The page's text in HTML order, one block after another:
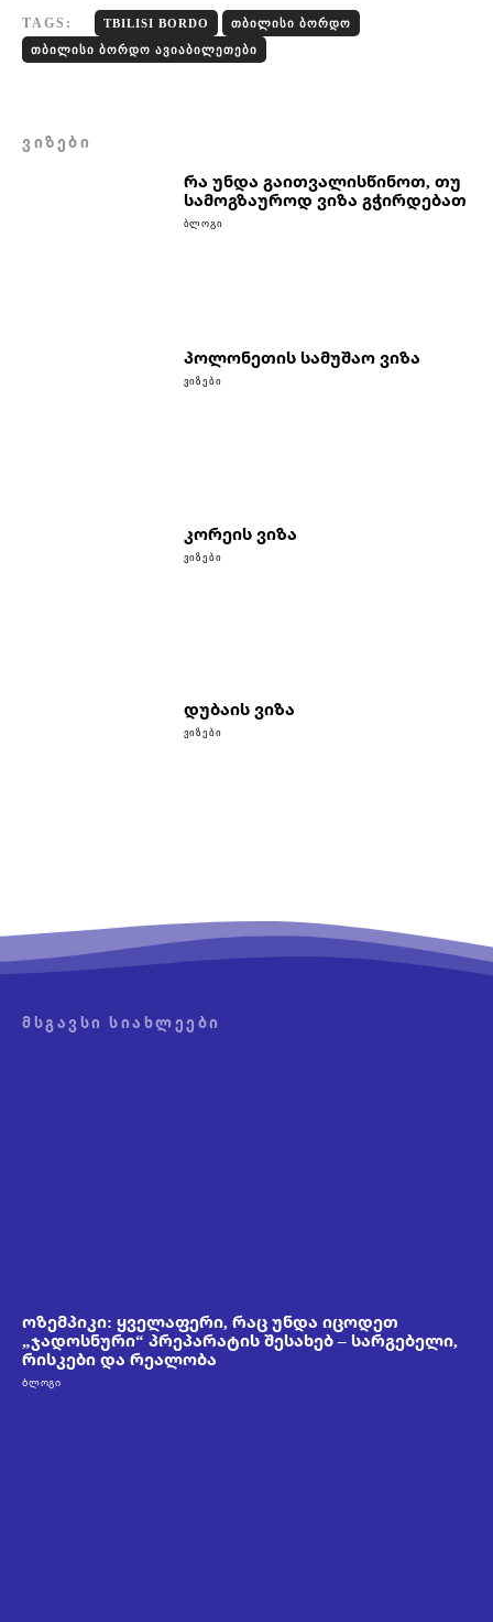
TAGS: TBILISI BORDO
ᲗᲑᲘᲚᲘᲡᲘ ᲑᲝᲠᲓᲝ
ᲗᲑᲘᲚᲘᲡᲘ ᲑᲝᲠᲓᲝ ᲐᲕᲘᲐᲑᲘᲚᲔᲗᲔᲑᲘ
ᲕᲘᲖᲔᲑᲘ
რა უნდა გაითვალისწინოთ, თუ
სამოგზაუროდ ვიზა გჭირდებათ
ᲑᲚᲝᲒᲘ
პოლონეთის სამუშაო ვიზა
ᲕᲘᲖᲔᲑᲘ
კორეის ვიზა
ᲕᲘᲖᲔᲑᲘ
დუბაის ვიზა
ᲕᲘᲖᲔᲑᲘ
ᲛᲡᲒᲐᲕᲡᲘ ᲡᲘᲐᲮᲚᲔᲔᲑᲘ
ოზემპიკი: ყველაფერი, რაც უნდა იცოდეთ
„ჯადოსნური“ პრეპარატის შესახებ – სარგებელი,
რისკები და რეალობა
ᲑᲚᲝᲒᲘ